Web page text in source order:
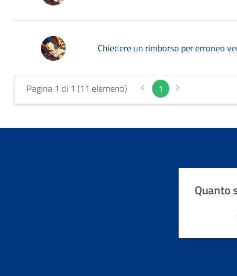
Chiedere un rimborso per erroneo
Pagina 1 di 1 (11 elementi) 1
Quanto
Valuta da 1